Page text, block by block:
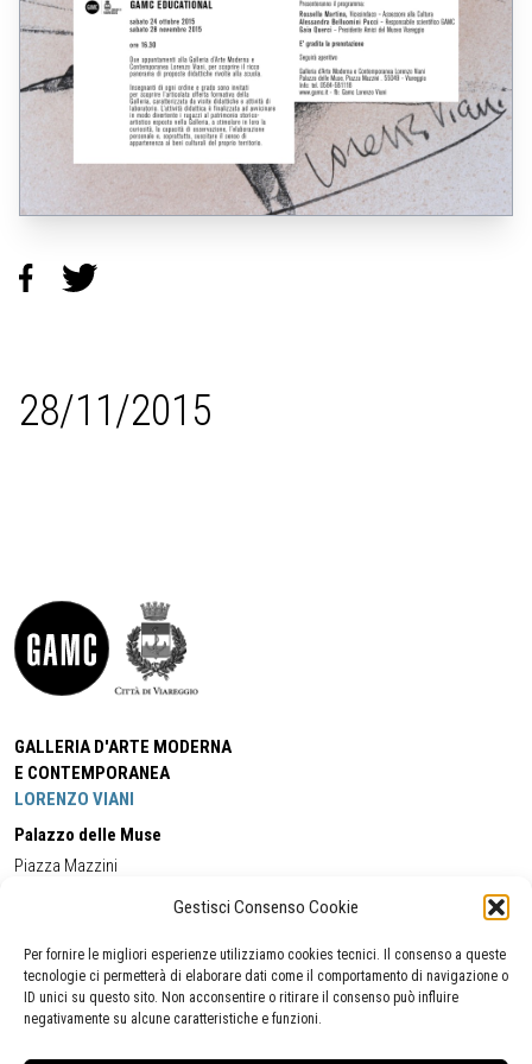
Gestisci Consenso Cookie
Per fornire le migliori esperienze utilizziamo cookies tecnici. Il consenso a queste
tecnologie ci permetterà di elaborare dati come il comportamento di navigazione o
ID unici su questo sito. Non acconsentire o ritirare il consenso può influire
negativamente su alcune caratteristiche e funzioni.
28/11/2015
GALLERIA D'ARTE MODERNA
E CONTEMPORANEA
LORENZO VIANI
Palazzo delle Muse
Piazza Mazzini
Cell:+39 338 5714978 (orario apertura Galleria)
Tel:
+39 0584 944580
(orario 09.00/13.00)
Email:gamc@comune.viareggio.lu.it